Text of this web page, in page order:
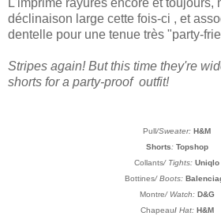
L'imprimé rayures encore et toujours,
déclinaison large cette fois-ci , et
dentelle pour une tenue très "party-
Stripes again! But this time they're
shorts for a party-proof outfit!
Pull/Sweater: H&M
Shorts: Topshop
Collants/ Tights: Uniqlo
Bottines/ Boots:
Montre/ Watch: D&G
Chapeau/ Hat:H&M